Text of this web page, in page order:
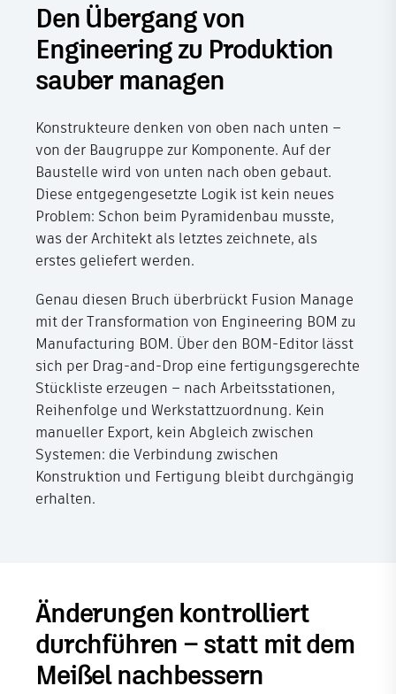
Den Übergang von
Engineering zu Produktion
sauber managen
Konstrukteure denken von oben nach unten –
von der Baugruppe zur Komponente. Auf der
Baustelle wird von unten nach oben gebaut.
Diese entgegengesetzte Logik ist kein neues
Problem: Schon beim Pyramidenbau musste,
was der Architekt als letztes zeichnete, als
erstes geliefert werden.
Genau diesen Bruch überbrückt Fusion Manage
mit der Transformation von Engineering BOM zu
Manufacturing BOM. Über den BOM-Editor lässt
sich per Drag-and-Drop eine fertigungsgerechte
Stückliste erzeugen – nach Arbeitsstationen,
Reihenfolge und Werkstattzuordnung. Kein
manueller Export, kein Abgleich zwischen
Systemen: die Verbindung zwischen
Konstruktion und Fertigung bleibt durchgängig
erhalten.
Änderungen kontrolliert
durchführen – statt mit dem
Meißel nachbessern